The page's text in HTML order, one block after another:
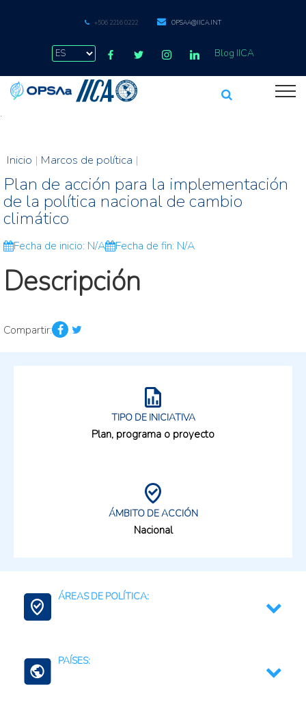
+506 2216 0222 OPSAA@IICA.INT
Blog IICA
.
Inicio | Marcos de política |
Plan de acción para la implementación
de la política nacional de cambio
climático
Fecha de inicio: N/A Fecha de fin: N/A
Descripción
Compartir:
TIPO DE INICIATIVA
Plan, programa o proyecto
ÁMBITO DE ACCIÓN
Nacional
ÁREAS DE POLÍTICA:
PAÍSES: